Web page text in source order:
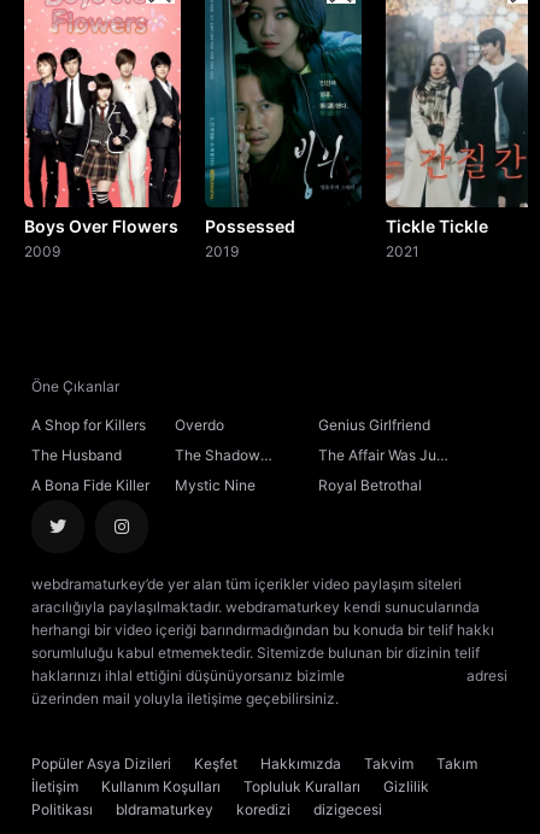
Boys Over Flowers
2009
Possessed
2019
Tickle Tickle
2021
Öne Çıkanlar
A Shop for Killers Overdo
Genius Girlfriend
The Husband
The Shadow
Sovereign
The Affair Was Just
the Beginning
A Bona Fide Killer Mystic Nine Royal Betrothal
webdramaturkey’de yer alan tüm içerikler video paylaşım siteleri
aracılığıyla paylaşılmaktadır. webdramaturkey kendi sunucularında
herhangi bir video içeriği barındırmadığından bu konuda bir telif hakkı
sorumluluğu kabul etmemektedir. Sitemizde bulunan bir dizinin telif
haklarınızı ihlal ettiğini düşünüyorsanız bizimle
adresi
üzerinden mail yoluyla iletişime geçebilirsiniz.
Popüler Asya Dizileri Keşfet Hakkımızda Takvim
Takım
İletişim
Kullanım Koşulları Topluluk Kuralları
Gizlilik
Politikası
bldramaturkey koredizi
dizigecesi